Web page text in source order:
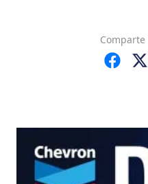
Comparte